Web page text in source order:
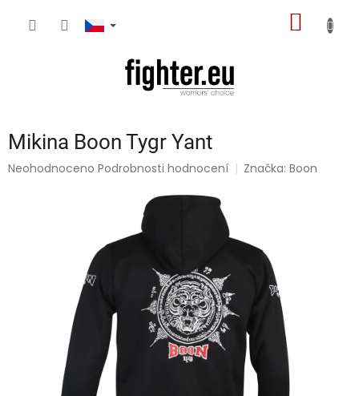
Mikina Boon Tygr Yant
Průměrné
Neohodnoceno Podrobnosti hodnocení Značka:Boon